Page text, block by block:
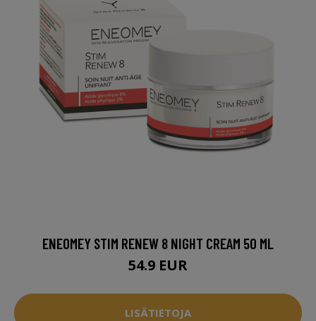
ENEOMEY STIM RENEW 8 NIGHT CREAM 50 ML
54.9 EUR
LISÄTIETOJA